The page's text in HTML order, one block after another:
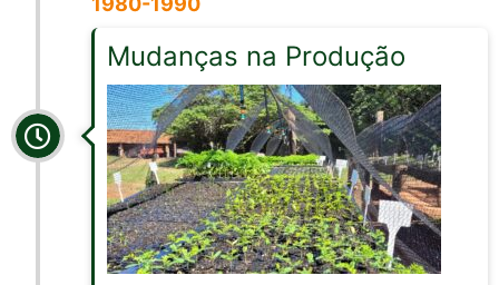
Mudanças na Produção